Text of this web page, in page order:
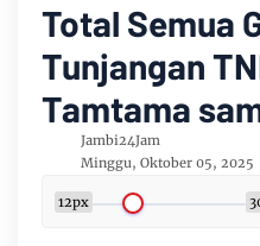
Total Semua
Tunjangan
Tamtama
Jambi24Jam
Minggu, Oktober 05, 2025
12px